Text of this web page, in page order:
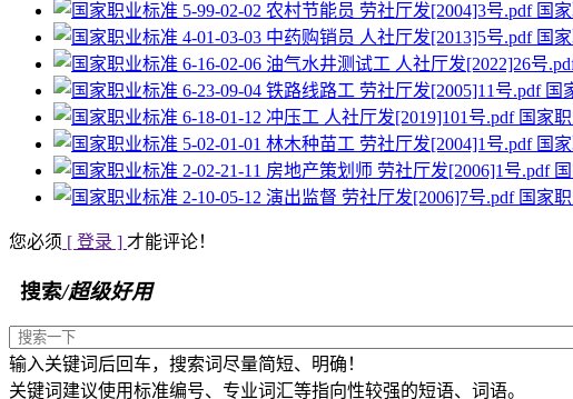
国
国
国
国家
国
国家
您必须 [ 登录 ] 才能评论！
搜索/超级好用
输入关键词后回车，搜索词尽量简短、明确！
关键词建议使用标准编号、专业词汇等指向性较强的短语、词语。